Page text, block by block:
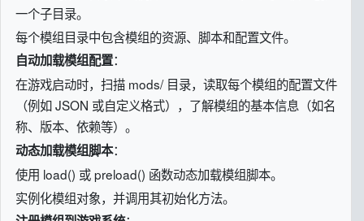
一个子目录。
每个模组目录中包含模组的资源、脚本和配置文件。
自动加载模组配置：
在游戏启动时，扫描 mods/ 目录，读取每个模组的配置文件
（例如 JSON 或自定义格式），了解模组的基本信息（如名
称、版本、依赖等）。
动态加载模组脚本：
使用 load() 或 preload() 函数动态加载模组脚本。
实例化模组对象，并调用其初始化方法。